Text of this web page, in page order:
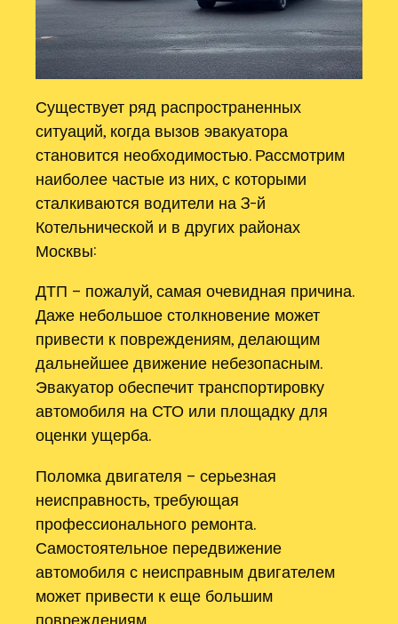
Существует ряд распространенных
ситуаций, когда вызов эвакуатора
становится необходимостью. Рассмотрим
наиболее частые из них, с которыми
сталкиваются водители на 3-й
Котельнической и в других районах
Москвы:
ДТП – пожалуй, самая очевидная причина.
Даже небольшое столкновение может
привести к повреждениям, делающим
дальнейшее движение небезопасным.
Эвакуатор обеспечит транспортировку
автомобиля на СТО или площадку для
оценки ущерба.
Поломка двигателя – серьезная
неисправность, требующая
профессионального ремонта.
Самостоятельное передвижение
автомобиля с неисправным двигателем
может привести к еще большим
повреждениям.